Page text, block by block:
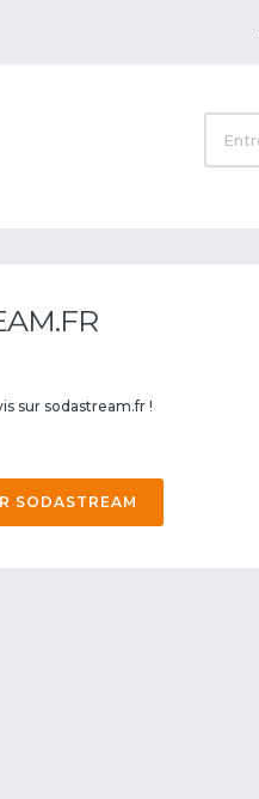
sur sodastream.fr !
SODASTREAM